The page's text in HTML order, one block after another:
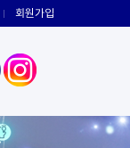
회원가입